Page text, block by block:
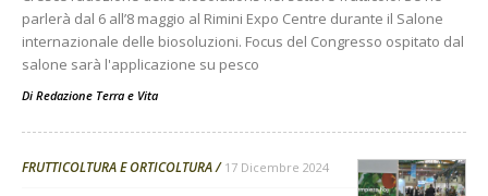
parlerà dal 6 all’8 maggio al Rimini Expo Centre durante il Salone
internazionale delle biosoluzioni. Focus del Congresso ospitato dal
salone sarà l'applicazione su pesco
Di Redazione Terra e Vita
FRUTTICOLTURA E ORTICOLTURA 17 Dicembre 2024